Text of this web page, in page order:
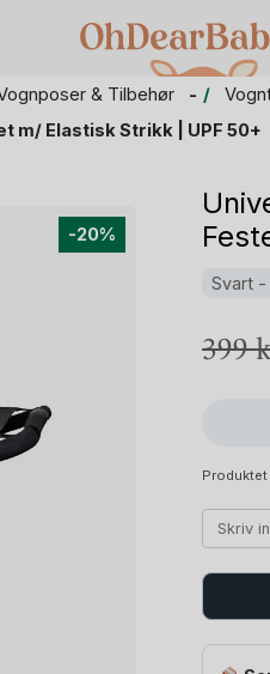
& Tilbehør
m/ Elastisk Strikk | UPF 50+
-20%
Svart -
399